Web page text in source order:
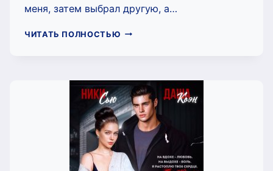
меня, затем выбрал другую, а…
ЧИТАТЬ ПОЛНОСТЬЮ НА
СЬЮ)